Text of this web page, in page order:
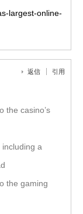
largest-online-
返信 引用
the casino’s
a
the gaming